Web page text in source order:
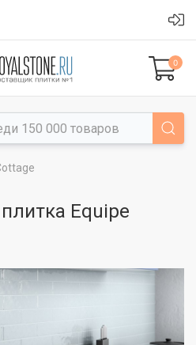
0
Equipe